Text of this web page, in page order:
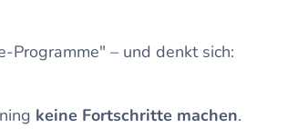
Programme" – und denkt sich:
keine Fortschritte machen.